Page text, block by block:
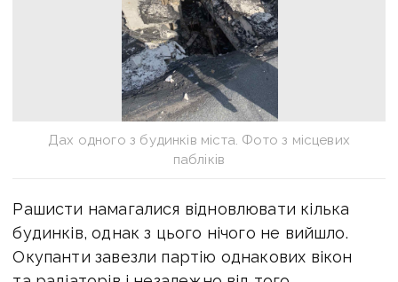
Дах одного з будинків міста. Фото з місцевих
пабліків
Рашисти намагалися відновлювати кілька
будинків, однак з цього нічого не вийшло.
Окупанти завезли партію однакових вікон